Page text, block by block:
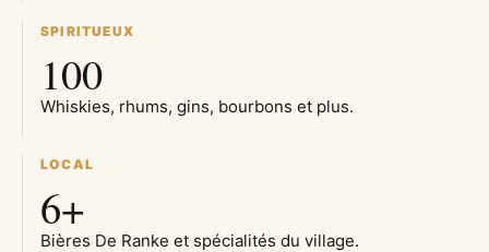
SPIRITUEUX
100
Whiskies, rhums, gins, bourbons et plus.
LOCAL
6+
Bières De Ranke et spécialités du village.